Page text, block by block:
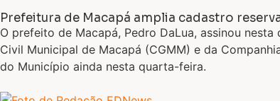
Prefeitura de Macapá amplia cadastro
O prefeito de Macapá, Pedro DaLua, assinou
Civil Municipal de Macapá (CGMM) e da
do Município ainda nesta quarta-feira.